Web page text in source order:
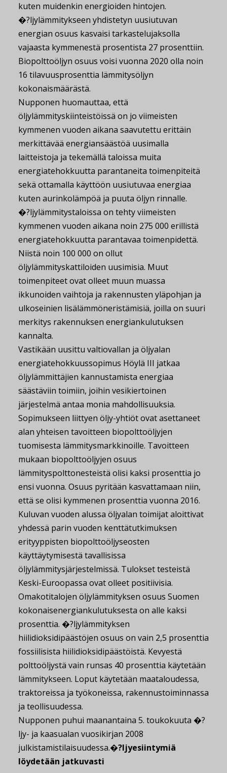
kuten muidenkin energioiden hintojen.
�?ljylämmitykseen yhdistetyn uusiutuvan
energian osuus kasvaisi tarkastelujaksolla
vajaasta kymmenestä prosentista 27 prosenttiin.
Biopolttoöljyn osuus voisi vuonna 2020 olla noin
16 tilavuusprosenttia lämmitysöljyn
kokonaismäärästä.
Nupponen huomauttaa, että
öljylämmityskiinteistöissä on jo viimeisten
kymmenen vuoden aikana saavutettu erittäin
merkittävää energiansäästöä uusimalla
laitteistoja ja tekemällä taloissa muita
energiatehokkuutta parantaneita toimenpiteitä
sekä ottamalla käyttöön uusiutuvaa energiaa
kuten aurinkolämpöä ja puuta öljyn rinnalle.
�?ljylämmitystaloissa on tehty viimeisten
kymmenen vuoden aikana noin 275 000 erillistä
energiatehokkuutta parantavaa toimenpidettä.
Niistä noin 100 000 on ollut
öljylämmityskattiloiden uusimisia. Muut
toimenpiteet ovat olleet muun muassa
ikkunoiden vaihtoja ja rakennusten yläpohjan ja
ulkoseinien lisälämmöneristämisiä, joilla on suuri
merkitys rakennuksen energiankulutuksen
kannalta.
Vastikään uusittu valtiovallan ja öljyalan
energiatehokkuussopimus Höylä III jatkaa
öljylämmittäjien kannustamista energiaa
säästäviin toimiin, joihin vesikiertoinen
järjestelmä antaa monia mahdollisuuksia.
Sopimukseen liittyen öljy-yhtiöt ovat asettaneet
alan yhteisen tavoitteen biopolttoöljyjen
tuomisesta lämmitysmarkkinoille. Tavoitteen
mukaan biopolttoöljyjen osuus
lämmityspolttonesteistä olisi kaksi prosenttia jo
ensi vuonna. Osuus pyritään kasvattamaan niin,
että se olisi kymmenen prosenttia vuonna 2016.
Kuluvan vuoden alussa öljyalan toimijat aloittivat
yhdessä parin vuoden kenttätutkimuksen
erityyppisten biopolttoöljyseosten
käyttäytymisestä tavallisissa
öljylämmitysjärjestelmissä. Tulokset testeistä
Keski-Euroopassa ovat olleet positiivisia.
Omakotitalojen öljylämmityksen osuus Suomen
kokonaisenergiankulutuksesta on alle kaksi
prosenttia. �?ljylämmityksen
hiilidioksidipäästöjen osuus on vain 2,5 prosenttia
fossiilisista hiilidioksidipäästöistä. Kevyestä
polttoöljystä vain runsas 40 prosenttia käytetään
lämmitykseen. Loput käytetään maataloudessa,
traktoreissa ja työkoneissa, rakennustoiminnassa
ja teollisuudessa.
Nupponen puhui maanantaina 5. toukokuuta �?
ljy- ja kaasualan vuosikirjan 2008
julkistamistilaisuudessa.�?ljyesiintymiä
löydetään jatkuvasti